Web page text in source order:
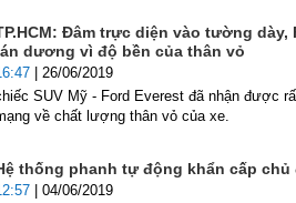
Đâm trực diện vào tường
dương vì độ bền của thân vỏ
| 26/06/2019
SUV Mỹ - Ford Everest đã nhận được
về chất lượng thân vỏ của xe.
thống phanh tự động khẩn cấp
| 04/06/2019